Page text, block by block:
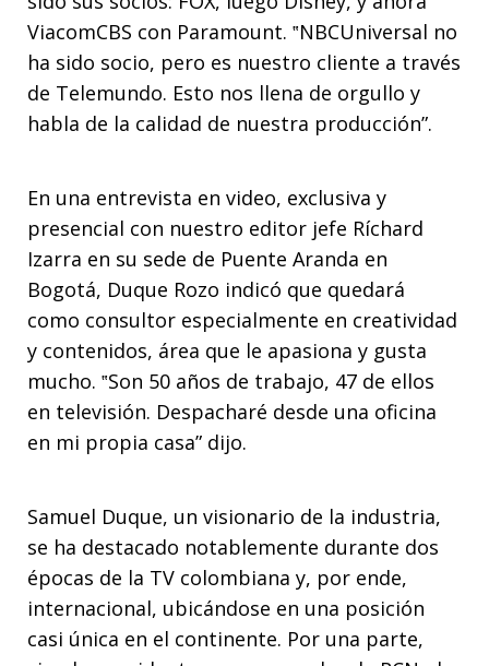
ViacomCBS con Paramount. ‟NBCUniversal no
ha sido socio, pero es nuestro cliente a través
de Telemundo. Esto nos llena de orgullo y
habla de la calidad de nuestra producción”.
En una entrevista en video, exclusiva y
presencial con nuestro editor jefe Ríchard
Izarra en su sede de Puente Aranda en
Bogotá, Duque Rozo indicó que quedará
como consultor especialmente en creatividad
y contenidos, área que le apasiona y gusta
mucho. ‟Son 50 años de trabajo, 47 de ellos
en televisión. Despacharé desde una oficina
en mi propia casa” dijo.
Samuel Duque, un visionario de la industria,
se ha destacado notablemente durante dos
épocas de la TV colombiana y, por ende,
internacional, ubicándose en una posición
casi única en el continente. Por una parte,